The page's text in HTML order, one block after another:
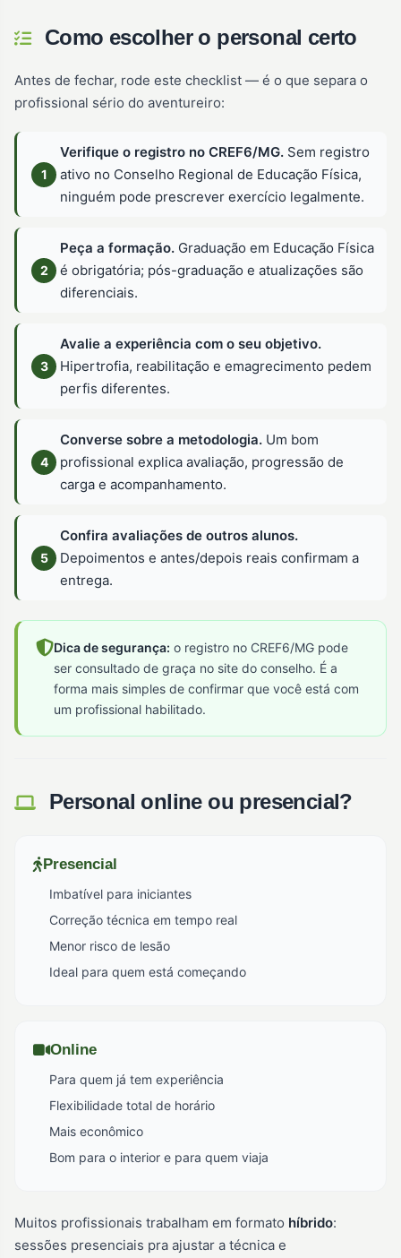
Como escolher o personal certo
Antes de fechar, rode este checklist — é o que separa o
profissional sério do aventureiro:
Verifique o registro no CREF6/MG. Sem registro
ativo no Conselho Regional de Educação Física,
ninguém pode prescrever exercício legalmente.
Peça a formação. Graduação em Educação Física
é obrigatória; pós-graduação e atualizações são
diferenciais.
Avalie a experiência com o seu objetivo.
Hipertrofia, reabilitação e emagrecimento pedem
perfis diferentes.
Converse sobre a metodologia. Um bom
profissional explica avaliação, progressão de
carga e acompanhamento.
Confira avaliações de outros alunos.
Depoimentos e antes/depois reais confirmam a
entrega.
Dica de segurança: o registro no CREF6/MG pode
ser consultado de graça no site do conselho. É a
forma mais simples de confirmar que você está com
um profissional habilitado.
Personal online ou presencial?
Presencial
Imbatível para iniciantes
Correção técnica em tempo real
Menor risco de lesão
Ideal para quem está começando
Online
Para quem já tem experiência
Flexibilidade total de horário
Mais econômico
Bom para o interior e para quem viaja
Muitos profissionais trabalham em formato híbrido:
sessões presenciais pra ajustar a técnica e